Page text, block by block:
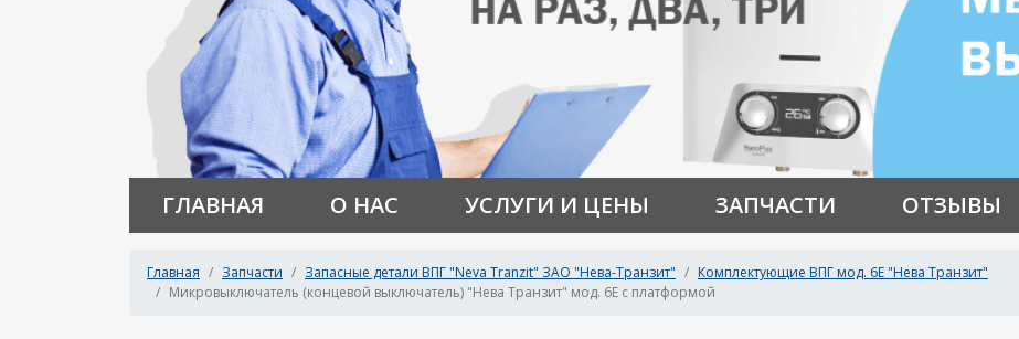
ГЛАВНАЯ О НАС УСЛУГИ И ЦЕНЫ ЗАПЧАСТИ ОТЗЫВЫ
Главная Запчасти Запасные детали ВПГ "Neva Tranzit" ЗАО "Нева-Транзит"
Комплектующие ВПГ мод. 6Е "Нева Транзит"
Микровыключатель (концевой выключатель) "Нева Транзит" мод. 6Е с платформой